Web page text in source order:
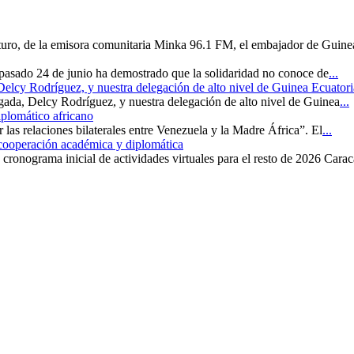
de la emisora comunitaria Minka 96.1 FM, el embajador de
24 de junio ha demostrado que la solidaridad no conoce de...
Rodríguez, y nuestra delegación de alto nivel de Guinea
Delcy Rodríguez, y nuestra delegación de alto nivel de Guinea...
africano
relaciones bilaterales entre Venezuela y la Madre África”. El...
académica y diplomática
inicial de actividades virtuales para el resto de 2026